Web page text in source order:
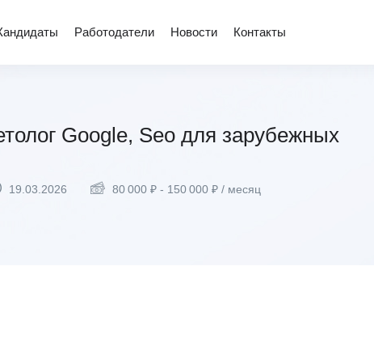
Работодатели Новости Контакты
Google, Seo для зарубежных
19.03.2026 80 000 ₽ - 150 000 ₽ / месяц